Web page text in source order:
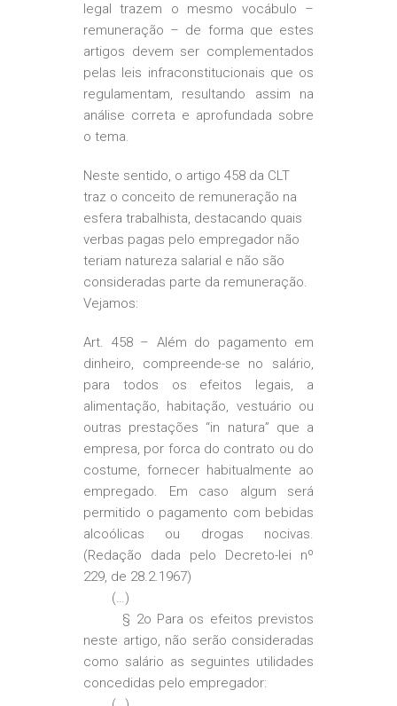
legal trazem o mesmo vocábulo –
remuneração – de forma que estes
artigos devem ser complementados
pelas leis infraconstitucionais que os
regulamentam, resultando assim na
análise correta e aprofundada sobre
o tema.
Neste sentido, o artigo 458 da CLT
traz o conceito de remuneração na
esfera trabalhista, destacando quais
verbas pagas pelo empregador não
teriam natureza salarial e não são
consideradas parte da remuneração.
Vejamos:
Art. 458 – Além do pagamento em
dinheiro, compreende-se no salário,
para todos os efeitos legais, a
alimentação, habitação, vestuário ou
outras prestações “in natura” que a
empresa, por forca do contrato ou do
costume, fornecer habitualmente ao
empregado. Em caso algum será
permitido o pagamento com bebidas
alcoólicas ou drogas nocivas.
(Redação dada pelo Decreto-lei nº
229, de 28.2.1967)
(…)
§ 2o Para os efeitos previstos
neste artigo, não serão consideradas
como salário as seguintes utilidades
concedidas pelo empregador: